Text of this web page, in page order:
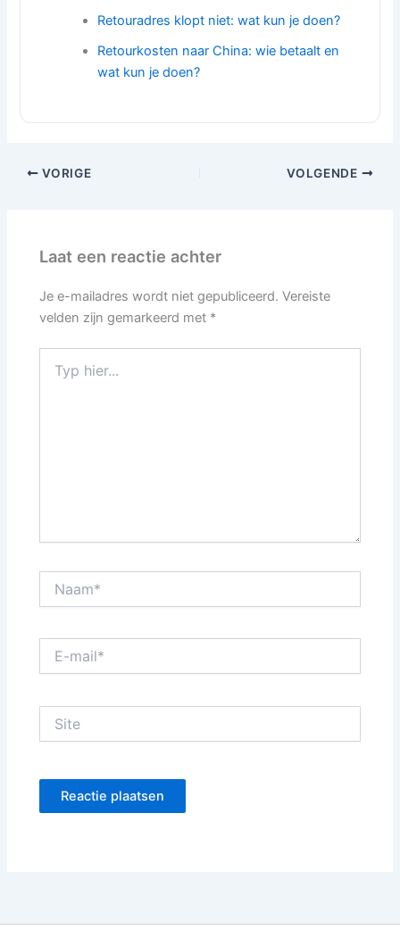
Retouradres klopt niet: wat kun je doen?
Retourkosten naar China: wie betaalt en
wat kun je doen?
VORIGE VOLGENDE
Laat een reactie achter
Je e-mailadres wordt niet gepubliceerd. Vereiste
velden zijn gemarkeerd met *
hier...
mail*